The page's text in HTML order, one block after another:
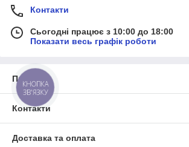
Контакти
Сьогодні працює з 10:00 до 18:00
Показати весь графік роботи
Про нас
Контакти
Доставка та оплата
КНОПКА
ЗВ'ЯЗКУ